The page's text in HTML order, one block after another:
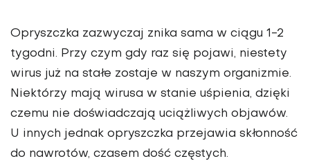
Opryszczka zazwyczaj znika sama w ciągu 1-2
tygodni. Przy czym gdy raz się pojawi, niestety
wirus już na stałe zostaje w naszym organizmie.
Niektórzy mają wirusa w stanie uśpienia, dzięki
czemu nie doświadczają uciążliwych objawów.
U innych jednak opryszczka przejawia skłonność
do nawrotów, czasem dość częstych.